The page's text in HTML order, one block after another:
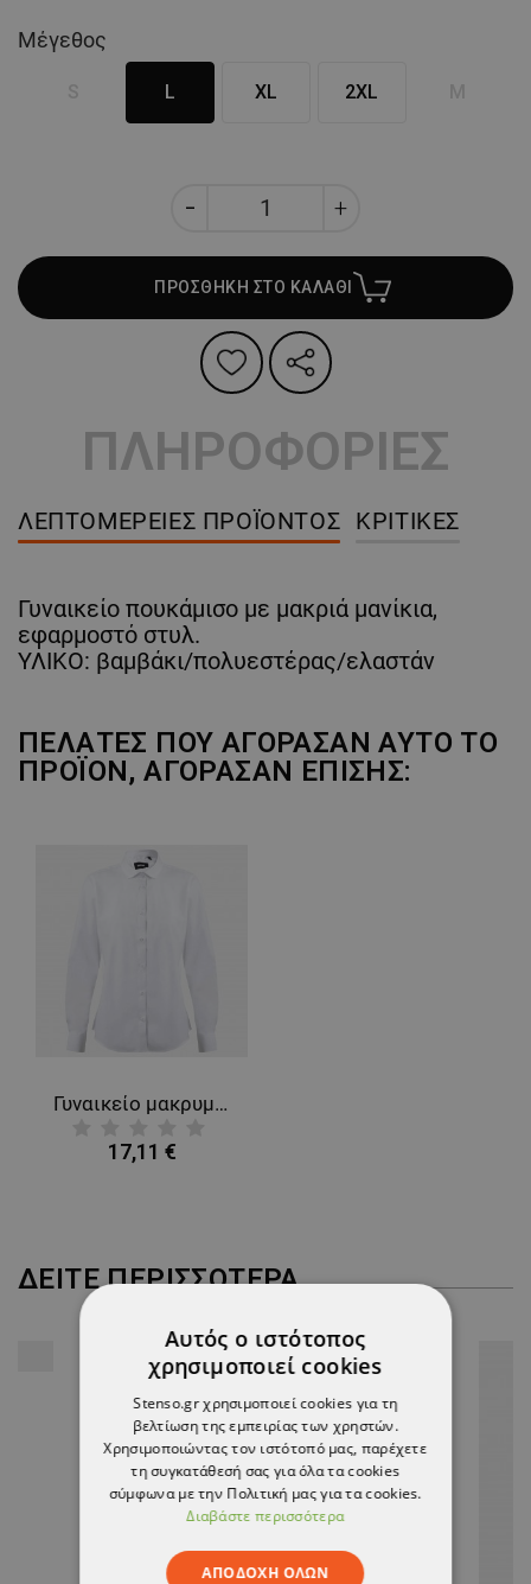
Μέγεθος
L XL 2XL
ΠΡΟΣΘΗΚΗ ΣΤΟ ΚΑΛΑΘΙ
ΠΛΗΡΟΦΟΡΙΕΣ
ΛΕΠΤΟΜΈΡΕΙΕΣ ΠΡΟΪΌΝΤΟΣ ΚΡΙΤΙΚΈΣ
Γυναικείο πουκάμισο με μακριά μανίκια,
εφαρμοστό στυλ.
ΥΛΙΚΟ: βαμβάκι/πολυεστέρας/ελαστάν
ΠΕΛΆΤΕΣ ΠΟΥ ΑΓΌΡΑΣΑΝ ΑΥΤΌ ΤΟ
ΠΡΟΪΌΝ, ΑΓΌΡΑΣΑΝ ΕΠΊΣΗΣ:
Γυναικείο μακρυμάνικο πουκάμισο VELILLA WHITE
17,11 €
ΔΕΊΤΕ ΠΕΡΙΣΣΌΤΕΡΑ
Αυτός ο ιστότοπος
χρησιμοποιεί cookies
Stenso.gr χρησιμοποιεί cookies για τη
βελτίωση της εμπειρίας των χρηστών.
Χρησιμοποιώντας τον ιστότοπό μας, παρέχετε
τη συγκατάθεσή σας για όλα τα cookies
σύμφωνα με την Πολιτική μας για τα cookies.
Διαβάστε περισσότερα
ΑΠΟΔΟΧΉ ΌΛΩΝ